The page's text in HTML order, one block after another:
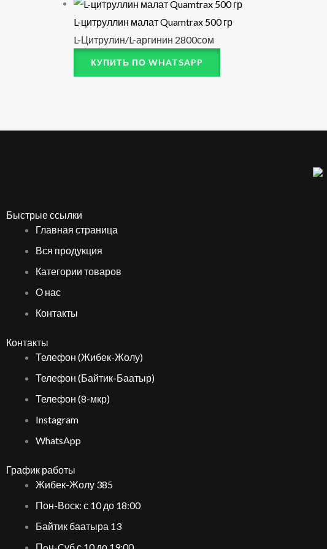
L-цитруллин малат Quamtrax 500 гр
L-Цитрулин/L-аргинин 2800сом
КУПИТЬ ПО WHATSAPP
Быстрые ссылки
Главная страница
Вся продукция
Категории товаров
О нас
Контакты
Контакты
Телефон (Жибек-Жолу)
Телефон (Байтик-Баатыр)
Телефон (8-мкр)
Instagram
WhatsApp
График работы
Жибек-Жолу 385
Пон-Воск: с 10 до 18:00
Байтик баатыра 13